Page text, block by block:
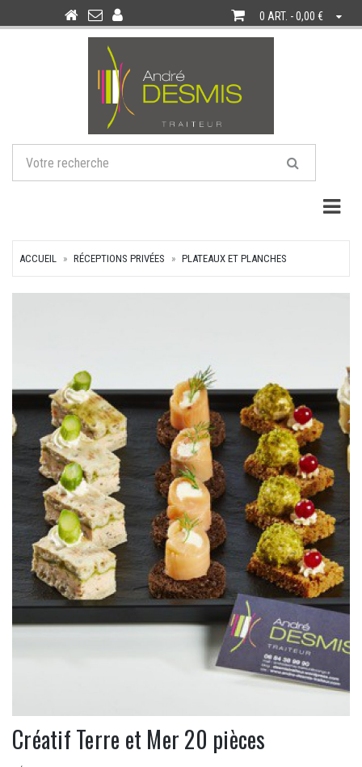
0 ART. - 0,00 €
ACCUEIL RÉCEPTIONS PRIVÉES PLATEAUX ET PLANCHES
Créatif Terre et Mer 20 pièces